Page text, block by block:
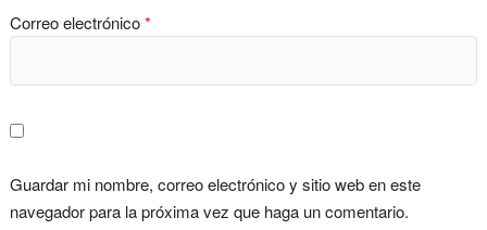
Correo electrónico*
Guardar mi nombre, correo electrónico y sitio web en este
navegador para la próxima vez que haga un comentario.